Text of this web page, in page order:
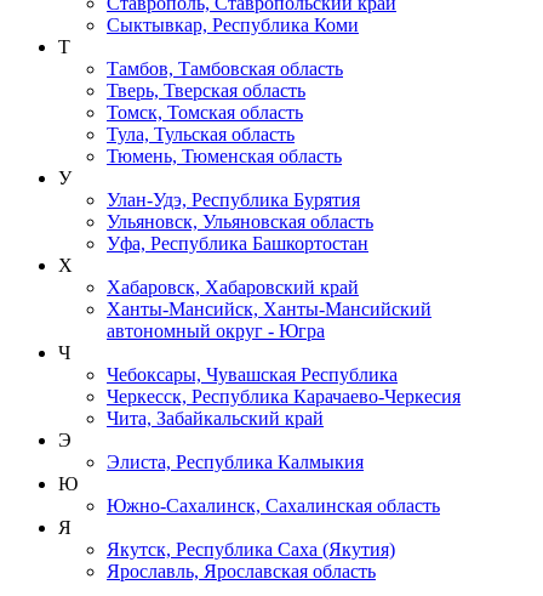
Сыктывкар, Республика Коми
Т
Тамбов, Тамбовская область
Тверь, Тверская область
Томск, Томская область
Тула, Тульская область
Тюмень, Тюменская область
У
Улан-Удэ, Республика Бурятия
Ульяновск, Ульяновская область
Уфа, Республика Башкортостан
Х
Хабаровск, Хабаровский край
Ханты-Мансийск, Ханты-Мансийский
автономный округ - Югра
Ч
Чебоксары, Чувашская Республика
Черкесск, Республика Карачаево-Черкесия
Чита, Забайкальский край
Э
Элиста, Республика Калмыкия
Ю
Южно-Сахалинск, Сахалинская область
Я
Якутск, Республика Саха (Якутия)
Ярославль, Ярославская область